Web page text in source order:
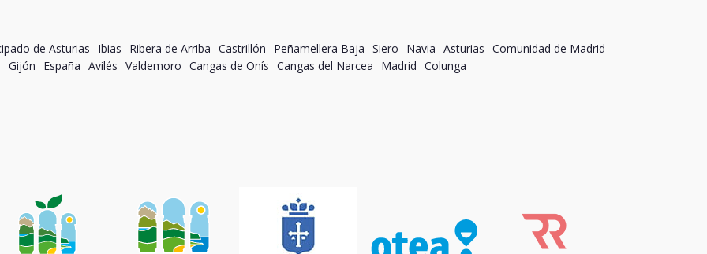
de Asturias Ibias Ribera de Arriba Castrillón Peñamellera Baja Siero Navia Asturias Comunidad de Madrid
Gijón España Avilés Valdemoro Cangas de Onís Cangas del Narcea Madrid Colunga